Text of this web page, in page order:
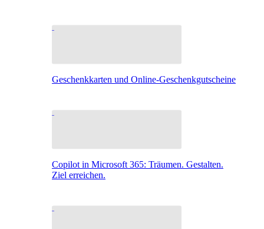
Geschenkkarten und Online-Geschenkgutscheine
Copilot in Microsoft 365: Träumen. Gestalten.
Ziel erreichen.